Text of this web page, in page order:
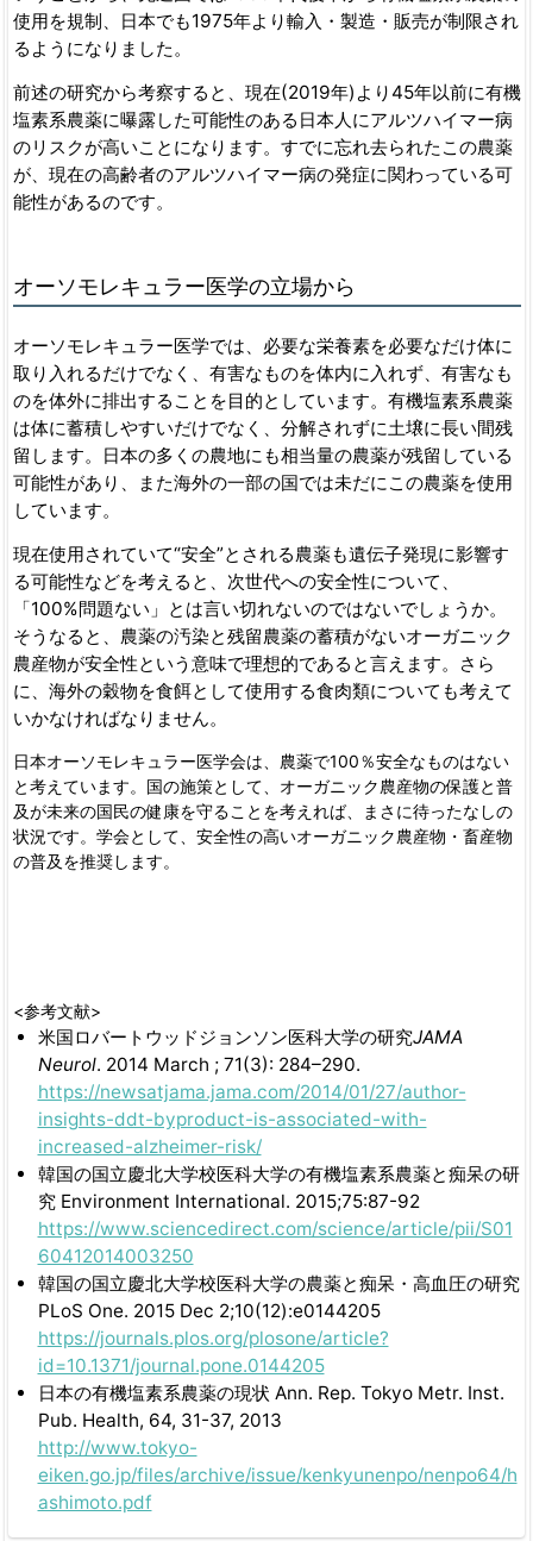
使用を規制、日本でも1975年より輸入・製造・販売が制限され
るようになりました。
前述の研究から考察すると、現在(2019年)より45年以前に有機
塩素系農薬に曝露した可能性のある日本人にアルツハイマー病
のリスクが高いことになります。すでに忘れ去られたこの農薬
が、現在の高齢者のアルツハイマー病の発症に関わっている可
能性があるのです。
オーソモレキュラー医学の立場から
オーソモレキュラー医学では、必要な栄養素を必要なだけ体に
取り入れるだけでなく、有害なものを体内に入れず、有害なも
のを体外に排出することを目的としています。有機塩素系農薬
は体に蓄積しやすいだけでなく、分解されずに土壌に長い間残
留します。日本の多くの農地にも相当量の農薬が残留している
可能性があり、また海外の一部の国では未だにこの農薬を使用
しています。
現在使用されていて“安全”とされる農薬も遺伝子発現に影響す
る可能性などを考えると、次世代への安全性について、
「100%問題ない」とは言い切れないのではないでしょうか。
そうなると、農薬の汚染と残留農薬の蓄積がないオーガニック
農産物が安全性という意味で理想的であると言えます。さら
に、海外の穀物を食餌として使用する食肉類についても考えて
いかなければなりません。
日本オーソモレキュラー医学会は、農薬で100％安全なものはない
と考えています。国の施策として、オーガニック農産物の保護と普
及が未来の国民の健康を守ることを考えれば、まさに待ったなしの
状況です。学会として、安全性の高いオーガニック農産物・畜産物
の普及を推奨します。
<参考文献>
米国ロバートウッドジョンソン医科大学の研究JAMA
Neurol. 2014 March ; 71(3): 284–290.
https://newsatjama.jama.com/2014/01/27/author-
insights-ddt-byproduct-is-associated-with-
increased-alzheimer-risk/
韓国の国立慶北大学校医科大学の有機塩素系農薬と痴呆の研
究 Environment International. 2015;75:87-92
https://www.sciencedirect.com/science/article/pii/S01
60412014003250
韓国の国立慶北大学校医科大学の農薬と痴呆・高血圧の研究
PLoS One. 2015 Dec 2;10(12):e0144205
https://journals.plos.org/plosone/article?
id=10.1371/journal.pone.0144205
日本の有機塩素系農薬の現状 Ann. Rep. Tokyo Metr. Inst.
Pub. Health, 64, 31-37, 2013
http://www.tokyo-
eiken.go.jp/files/archive/issue/kenkyunenpo/nenpo64/h
ashimoto.pdf